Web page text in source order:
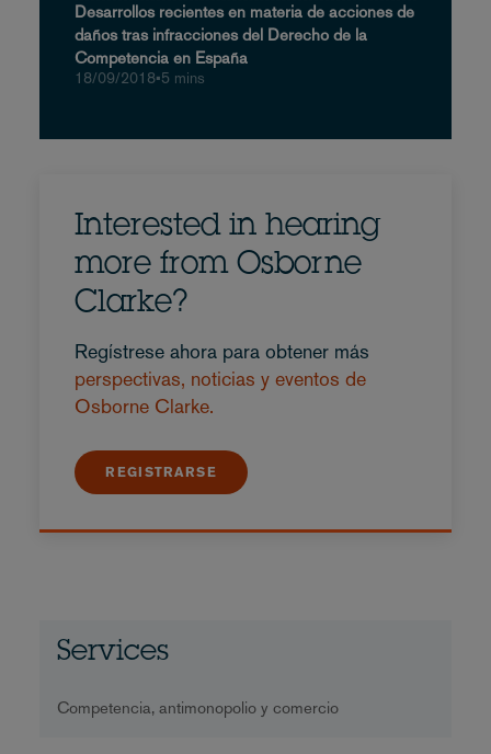
Desarrollos recientes en materia de acciones de
daños tras infracciones del Derecho de la
Competencia en España
18/09/2018•5 mins
Interested in hearing
more from Osborne
Clarke?
Regístrese ahora para obtener más
perspectivas, noticias y eventos de
Osborne Clarke.
REGISTRARSE
Services
Competencia, antimonopolio y comercio